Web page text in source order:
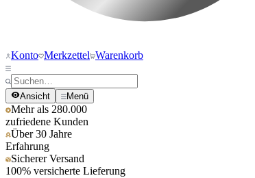
Konto Merkzettel Warenkorb
Ansicht Menü
Mehr als 280.000
zufriedene Kunden
Über 30 Jahre
Erfahrung
Sicherer Versand
100% versicherte Lieferung